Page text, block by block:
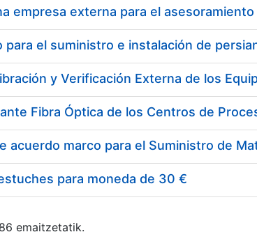
para el suministro e instalación de
para moneda de 30 €
emaitzetatik.